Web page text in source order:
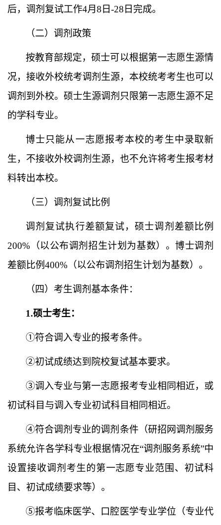
后，调剂复试工作4月8日-28 日完成。
（二）调剂政策
按教育部规定，硕士可以根据第一志愿生源情
况，接收外校统考调剂生源，本校统考考生也可以
调剂到外校。硕士生源调剂只限第一志愿生源不足
的学科专业。
博士只能从一志愿报考本校的考生中录取新
生，不接收外校调剂生源，也不允许将考生报考材
料转出本校。
（三）调剂复试比例
调剂复试执行差额复试，硕士调剂 差额比例
200%（以公布调剂招生计划为基数）。博士调剂
差额比例400%（以公布调剂 招生计划为基数）。
（四）考生调剂基本条件：
1.硕士考生：
①符合调入专业的报考条件。
②初试成绩达到院校复试基本要求。
③调入专业与第一志愿报考专业相同相近， 或
初试科目与调入专业初试科目相同相近。
④符合调剂专业的调剂条件（研招网调剂服务
系统允许各学科专业根据情况在“调剂服务系统”中
设置接收调剂 考生的第一志愿专业范围、初试科
目、 初试成绩要求等）。
⑤报考临床医学、口腔医学专业学位（专业代